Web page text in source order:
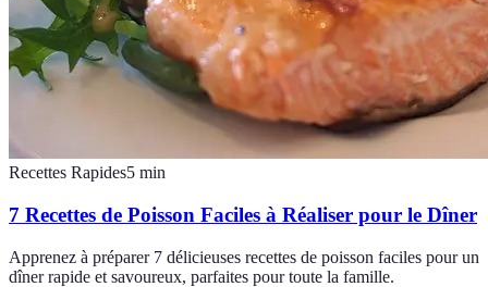
Recettes Rapides5 min
7 Recettes de Poisson Faciles à Réaliser pour le Dîner
Apprenez à préparer 7 délicieuses recettes de poisson faciles pour un
dîner rapide et savoureux, parfaites pour toute la famille.